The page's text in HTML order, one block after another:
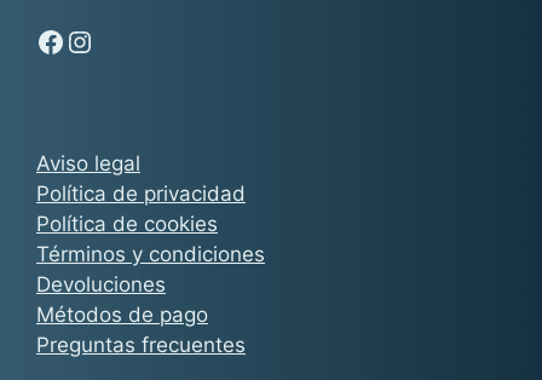
Aviso legal
Política de privacidad
Política de cookies
Términos y condiciones
Devoluciones
Métodos de pago
Preguntas frecuentes
Síguenos en Facebook - Chachocarp
Síguenos en Instagram - Chachocarp